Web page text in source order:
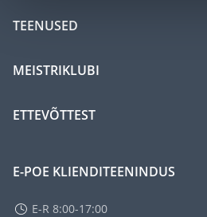
TEENUSED
MEISTRIKLUBI
ETTEVÕTTEST
E-POE KLIENDITEENINDUS
E-R 8:00-17:00